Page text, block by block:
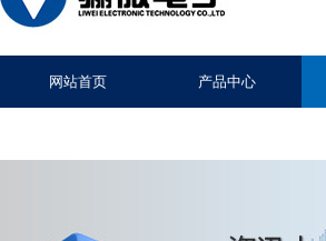
网站首页 产品中心